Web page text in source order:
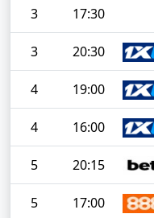
3 17:30
3 20:30
4 19:00
4 16:00
5 20:15
5 17:00